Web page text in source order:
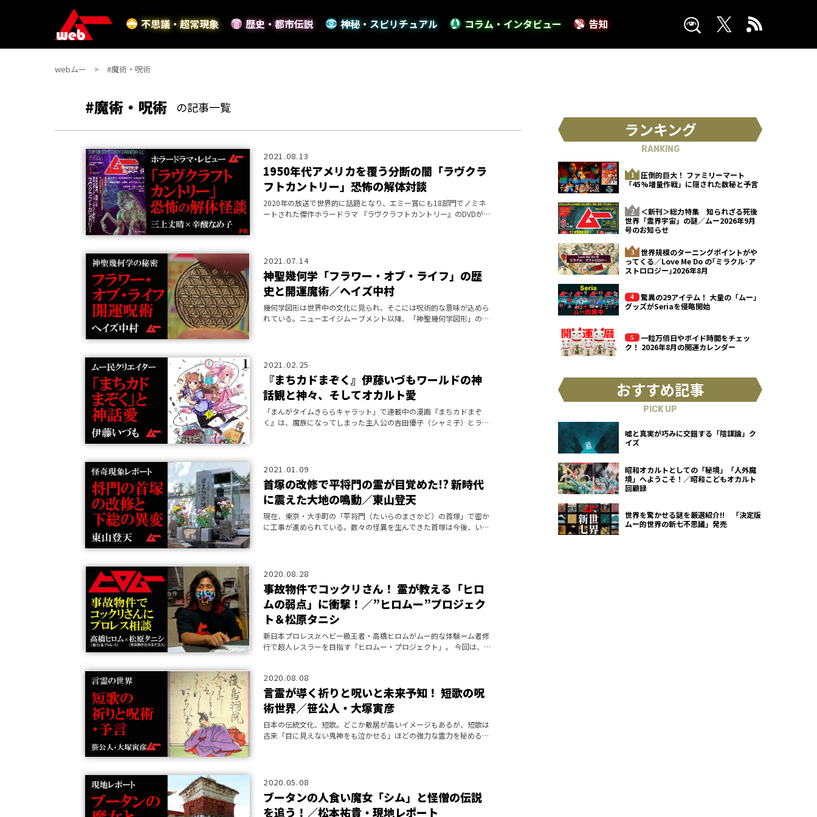
不思議・超常現象 歴史・都市伝説 神秘・スピリチュアル コラム・インタビュー 告知
webムー #魔術・呪術
#魔術・呪術 の記事一覧
2021.08.13
1950年代アメリカを覆う分断の闇「ラヴクラ
フトカントリー」恐怖の解体対談
2020年の放送で世界的に話題となり、エミー賞にも18部門でノミネ
ートされた傑作ホラードラマ 『ラヴクラフトカントリー』のDVDがレ
2021.07.14
神聖幾何学「フラワー・オブ・ライフ」の歴
史と開運魔術／ヘイズ中村
幾何学図形は世界中の文化に見られ、そこには呪術的な意味が込めら
れている。ニューエイジムーブメント以降、「神聖幾何学図形」の代
2021.02.25
『まちカドまぞく』伊藤いづもワールドの神
話観と神々、そしてオカルト愛
「まんがタイムきららキャラット」で連載中の漫画『まちカドまぞ
く』は、魔族になってしまった主人公の吉田優子（シャミ子）とライ
2021.01.09
首塚の改修で平将門の霊が目覚めた!? 新時代
に震えた大地の鳴動／東山登天
現在、東京・大手町の「平将門（たいらのまさかど）の首塚」で密か
に工事が進められている。数々の怪異を生んできた首塚は今後、いっ
2020.08.28
事故物件でコックリさん！ 霊が教える「ヒロ
ムの弱点」に衝撃！／”ヒロムー”プロジェク
ト＆松原タニシ
新日本プロレスJr.ヘビー級王者・高橋ヒロムがムー的な体験＝ム者修
行で超人レスラーを目指す「ヒロムー・プロジェクト」。 今回は、
2020.08.08
言霊が導く祈りと呪いと未来予知！ 短歌の呪
術世界／笹公人・大塚寅彦
日本の伝統文化、短歌。どこか敷居が高いイメージもあるが、短歌は
古来「目に見えない鬼神をも泣かせる」ほどの強力な霊力を秘めると
2020.05.08
ブータンの人食い魔女「シム」と怪僧の伝説
を追う！／松本祐貴・現地レポート
ランキング
RANKING
圧倒的巨大！ ファミリーマート
「45%増量作戦」に隠された数秘と予言
＜新刊＞総力特集 知られざる死後
世界「霊界宇宙」の謎／ムー2026年9月
号のお知らせ
世界規模のターニングポイントがや
ってくる／Love Me Do の｢ミラクル･ア
ストロロジー｣2026年8月
驚異の29アイテム！ 大量の「ムー」
グッズがSeriaを侵略開始
一粒万倍日やボイド時間をチェッ
ク！ 2026年8月の開運カレンダー
おすすめ記事
PICK UP
嘘と真実が巧みに交錯する「陰謀論」ク
イズ
昭和オカルトとしての「秘境」「人外魔
境」へようこそ！／昭和こどもオカルト
回顧録
世界を驚かせる謎を厳選紹介!! 「決定版
ムー的世界の新七不思議」発売